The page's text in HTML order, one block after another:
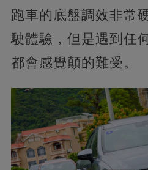
跑車的底盤調效非常
駛體驗，但是遇到任
都會感覺顛的難受。